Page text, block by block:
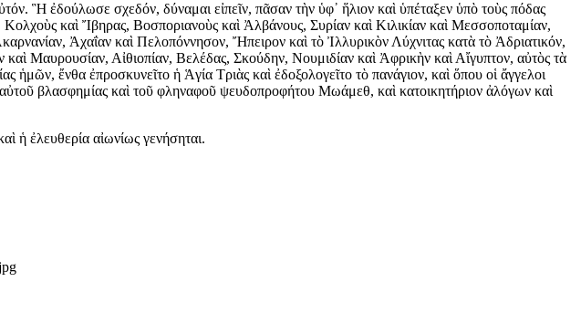
Ἣ ἐδούλωσε σχεδόν, δύναμαι εἰπεῖν, πᾶσαν τὴν ὑφ᾿ ἥλιον καὶ ὑπέταξεν ὑπὸ τοὺς πόδας
καὶ Ἴβηρας, Βοσποριανοὺς καὶ Ἀλβάνους, Συρίαν καὶ Κιλικίαν καὶ Μεσσοποταμίαν,
Ἀχαΐαν καὶ Πελοπόννησον, Ἤπειρον καὶ τὸ Ἰλλυρικὸν Λύχνιτας κατὰ τὸ Ἀδριατικόν,
Μαυρουσίαν, Αἰθιοπίαν, Βελέδας, Σκούδην, Νουμιδίαν καὶ Ἀφρικὴν καὶ Αἴγυπτον, αὐτὸς τὰ
ἡμῶν, ἔνθα ἐπροσκυνεῖτο ἡ Ἁγία Τριὰς καὶ ἐδοξολογεῖτο τὸ πανάγιον, καὶ ὅπου οἱ ἄγγελοι
βλασφημίας καὶ τοῦ φληναφοῦ ψευδοπροφήτου Μωάμεθ, καὶ κατοικητήριον ἀλόγων καὶ
ἡ ἐλευθερία αἰωνίως γενήσηται.